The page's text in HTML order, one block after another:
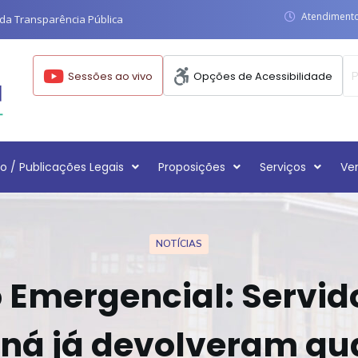
Transparência Pública
Sessões ao vivo Opções de Acessibilidade
/ Publicações Legais Proposições Serviços
NOTÍCIAS
já devolveram